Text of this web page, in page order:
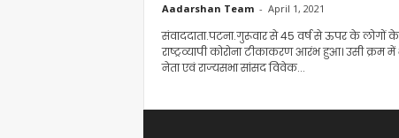
Aadarshan Team - April 1, 2021
संवाददाता.पटना.गुरूवार से 45 वर्ष से ऊपर के लोगों
राष्ट्रव्यापी कोरोना टीकाकरण आरंभ हुआ। उसी क्रम में
नेता एवं राज्यसभा सांसद विवेक...